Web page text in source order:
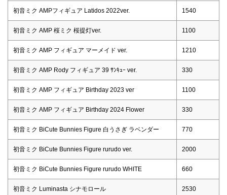
初音ミク AMPフィギュア Latidos 2022ver. 1540
初音ミク AMP 桜ミク 桜提灯ver. 1100
初音ミク AMP フィギュア マーメイド ver. 1210
初音ミク AMP Rody フィギュア 39 ｻﾝｷｭｰ ver. 330
初音ミク AMP フィギュア Birthday 2023 ver 1100
初音ミク AMP フィギュア Birthday 2024 Flower 330
初音ミク BiCute Bunnies Figure 白うさぎ ラベンダー 770
初音ミク BiCute Bunnies Figure rurudo ver. 2000
初音ミク BiCute Bunnies Figure rurudo WHITE 660
初音ミク Luminasta シナモロール 2530